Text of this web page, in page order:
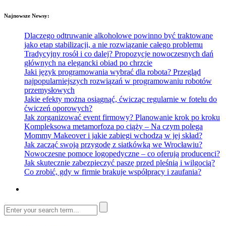
Najnowsze Newsy:
Dlaczego odtruwanie alkoholowe powinno być traktowane
jako etap stabilizacji, a nie rozwiązanie całego problemu
Tradycyjny rosół i co dalej? Propozycje nowoczesnych dań
głównych na elegancki obiad po chrzcie
Jaki język programowania wybrać dla robota? Przegląd
najpopularniejszych rozwiązań w programowaniu robotów
przemysłowych
Jakie efekty można osiągnąć, ćwicząc regularnie w fotelu do
ćwiczeń oporowych?
Jak zorganizować event firmowy? Planowanie krok po kroku
Kompleksowa metamorfoza po ciąży – Na czym polega
Mommy Makeover i jakie zabiegi wchodzą w jej skład?
Jak zacząć swoją przygodę z siatkówką we Wrocławiu?
Nowoczesne pomoce logopedyczne – co oferują producenci?
Jak skutecznie zabezpieczyć paszę przed pleśnią i wilgocią?
Co zrobić, gdy w firmie brakuje współpracy i zaufania?